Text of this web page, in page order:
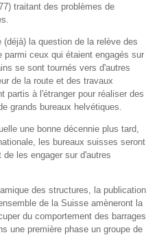
traitant des problèmes de
la question de la relève des
parmi ceux qui étaient engagés sur
se sont tournés vers d'autres
de la route et des travaux
partis à l'étranger pour réaliser des
grands bureaux helvétiques.
une bonne décennie plus tard,
les bureaux suisses seront
les engager sur d'autres
des structures, la publication
de la Suisse amèneront la
du comportement des barrages
une première phase un groupe de